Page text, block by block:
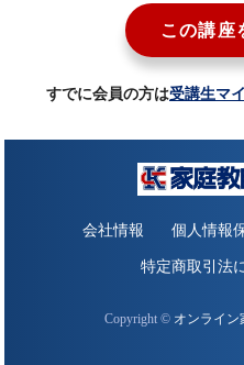
この講座
すでに会員の方は受講生マ
会社情報 個人情報
特定商取引法
Copyright © オンライン